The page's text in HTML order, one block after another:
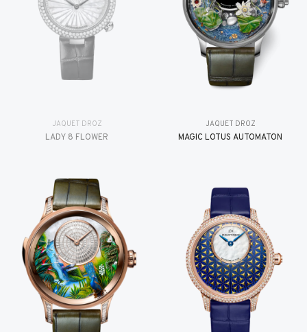
JAQUET DROZ
LADY 8 FLOWER
JAQUET DROZ
MAGIC LOTUS AUTOMATON